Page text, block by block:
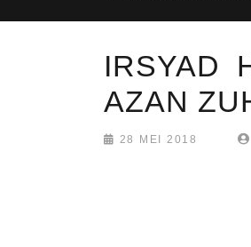
IRSYAD
AZAN
28 MEI 2018